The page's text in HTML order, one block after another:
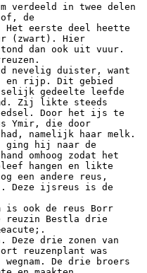
verdeeld in twee delen
de
Het eerste deel heette
(zwart). Hier
dan ook uit vuur.
nevelig duister, want
en rijp. Dit gebied
gedeelte leefde
Zij likte steeds
Door het ijs te
Ymir, die door
had, namelijk haar melk.
hij naar de
omhoog zodat het
hangen en likte
een andere reus,
ijsreus is de
is ook de reus Borr
reuzin Bestla drie
drie zonen van
reuzenplant was
De drie broers